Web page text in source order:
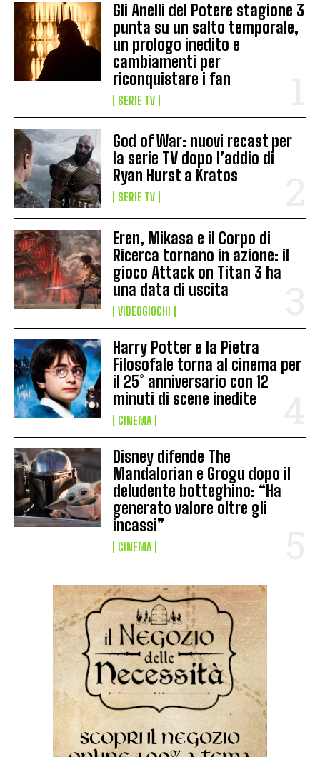
Gli Anelli del Potere stagione 3
punta su un salto temporale,
un prologo inedito e
cambiamenti per
riconquistare i fan
SERIE TV
God of War: nuovi recast per
la serie TV dopo l’addio di
Ryan Hurst a Kratos
SERIE TV
Eren, Mikasa e il Corpo di
Ricerca tornano in azione: il
gioco Attack on Titan 3 ha
una data di uscita
VIDEOGIOCHI
Harry Potter e la Pietra
Filosofale torna al cinema per
il 25° anniversario con 12
minuti di scene inedite
CINEMA
Disney difende The
Mandalorian e Grogu dopo il
deludente botteghino: “Ha
generato valore oltre gli
incassi”
CINEMA